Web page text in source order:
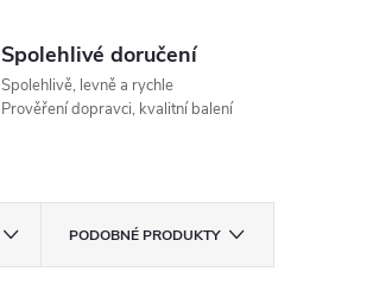
Spolehlivé doručení
Spolehlivě, levně a rychle
Prověření dopravci, kvalitní balení
PODOBNÉ PRODUKTY